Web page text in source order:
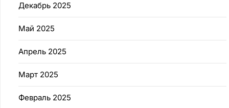
Декабрь 2025
Май 2025
Апрель 2025
Март 2025
Февраль 2025